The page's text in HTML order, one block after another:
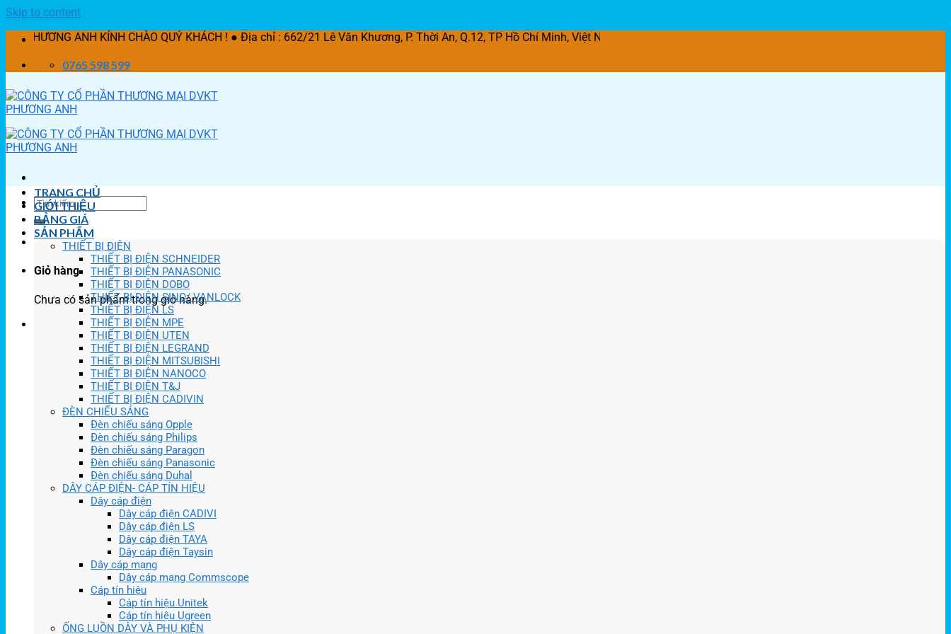
Skip to content
ANH KÍNH CHÀO QUÝ KHÁCH ! ● Địa chỉ : 662/21 Lê Văn Khương, P. Thời An, Q.12, TP Hồ Chí Minh, Việt Nam
0765 598 599
Giỏ hàng
Chưa có sản phẩm trong giỏ hàng.
TRANG CHỦ
GIỚI THIỆU
BẢNG GIÁ
SẢN PHẨM
THIẾT BỊ ĐIỆN
THIẾT BỊ ĐIỆN SCHNEIDER
THIẾT BỊ ĐIỆN PANASONIC
THIẾT BỊ ĐIỆN DOBO
THIẾT BỊ ĐIỆN SINO/ VANLOCK
THIẾT BỊ ĐIỆN LS
THIẾT BỊ ĐIỆN MPE
THIẾT BỊ ĐIỆN UTEN
THIẾT BỊ ĐIỆN LEGRAND
THIẾT BỊ ĐIỆN MITSUBISHI
THIẾT BỊ ĐIỆN NANOCO
THIẾT BỊ ĐIỆN T&J
THIẾT BỊ ĐIỆN CADIVIN
ĐÈN CHIẾU SÁNG
Đèn chiếu sáng Opple
Đèn chiếu sáng Philips
Đèn chiếu sáng Paragon
Đèn chiếu sáng Panasonic
Đèn chiếu sáng Duhal
DÂY CÁP ĐIỆN- CÁP TÍN HIỆU
Dây cáp điện
Dây cáp điện CADIVI
Dây cáp điện LS
Dây cáp điện TAYA
Dây cáp điện Taysin
Dây cáp mạng
Dây cáp mạng Commscope
Cáp tín hiệu
Cáp tín hiệu Unitek
Cáp tín hiệu Ugreen
ỐNG LUỒN DÂY VÀ PHỤ KIỆN